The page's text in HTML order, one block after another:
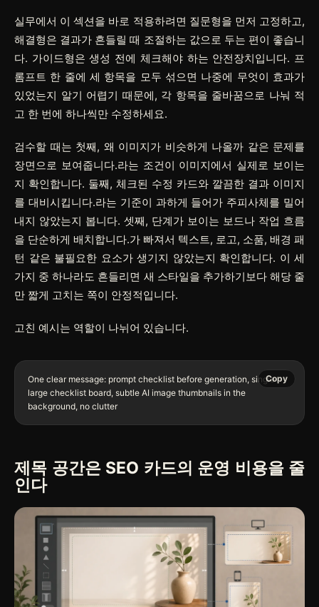
실무에서 이 섹션을 바로 적용하려면 질문형을 먼저 고정하고,
해결형은 결과가 흔들릴 때 조절하는 값으로 두는 편이 좋습니
다. 가이드형은 생성 전에 체크해야 하는 안전장치입니다. 프
롬프트 한 줄에 세 항목을 모두 섞으면 나중에 무엇이 효과가
있었는지 알기 어렵기 때문에, 각 항목을 줄바꿈으로 나눠 적
고 한 번에 하나씩만 수정하세요.
검수할 때는 첫째, 왜 이미지가 비슷하게 나올까 같은 문제를
장면으로 보여줍니다.라는 조건이 이미지에서 실제로 보이는
지 확인합니다. 둘째, 체크된 수정 카드와 깔끔한 결과 이미지
를 대비시킵니다.라는 기준이 과하게 들어가 주피사체를 밀어
내지 않았는지 봅니다. 셋째, 단계가 보이는 보드나 작업 흐름
을 단순하게 배치합니다.가 빠져서 텍스트, 로고, 소품, 배경 패
턴 같은 불필요한 요소가 생기지 않았는지 확인합니다. 이 세
가지 중 하나라도 흔들리면 새 스타일을 추가하기보다 해당 줄
만 짧게 고치는 쪽이 안정적입니다.
고친 예시는 역할이 나뉘어 있습니다.
One clear message: prompt checklist before generation, single
large checklist board, subtle AI image thumbnails in the
Copy
제목 공간은 SEO 카드의 운영 비용을 줄
인다